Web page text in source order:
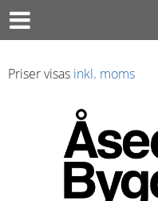
Priser visas inkl. moms